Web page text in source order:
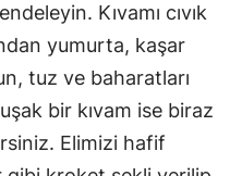
Kıvamı cıvık
yumurta, kaşar
tuz ve baharatları
bir kıvam ise biraz
Elimizi hafif